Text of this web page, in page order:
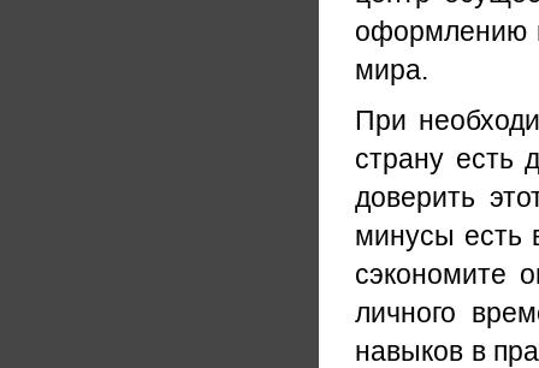
оформлению
мира.
При
страну есть
доверить
минусы есть
сэкономите
личного
навыков в